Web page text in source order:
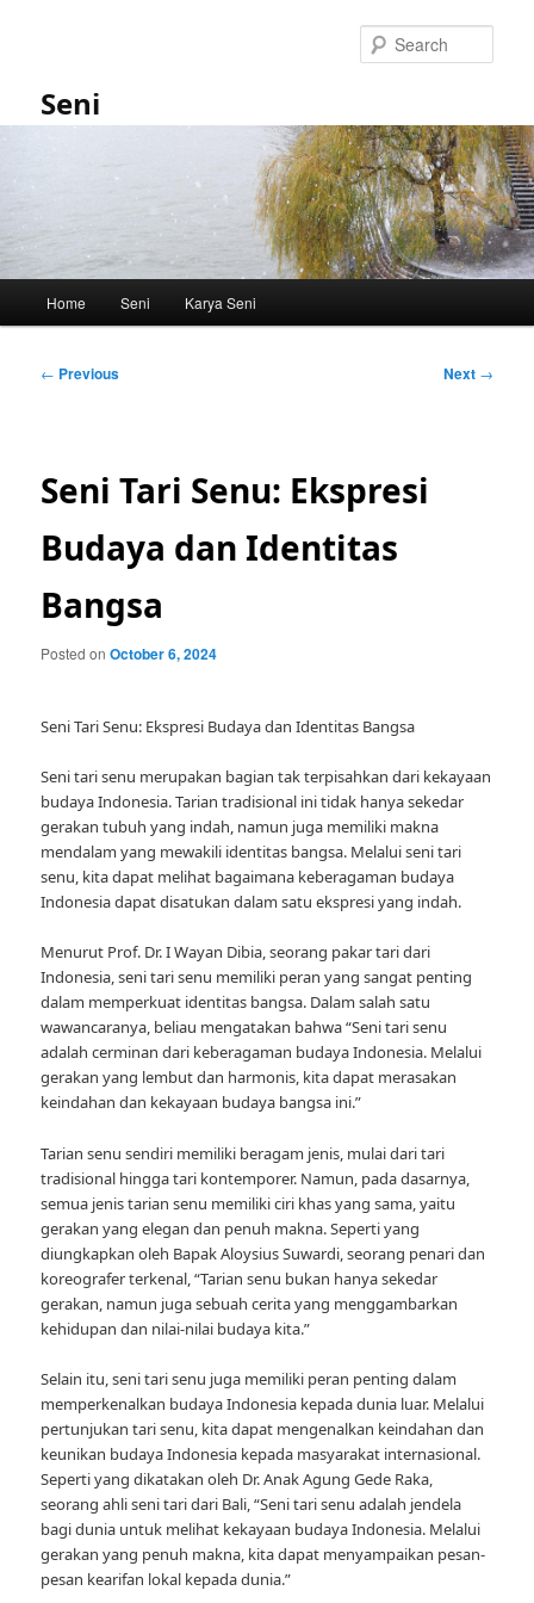
Seni
Home Seni Karya Seni
Post
← Previous Next →
Seni Tari Senu: Ekspresi
Budaya dan Identitas
Bangsa
Posted onOctober 6, 2024
Seni Tari Senu: Ekspresi Budaya dan Identitas Bangsa
Seni tari senu merupakan bagian tak terpisahkan dari kekayaan
budaya Indonesia. Tarian tradisional ini tidak hanya sekedar
gerakan tubuh yang indah, namun juga memiliki makna
mendalam yang mewakili identitas bangsa. Melalui seni tari
senu, kita dapat melihat bagaimana keberagaman budaya
Indonesia dapat disatukan dalam satu ekspresi yang indah.
Menurut Prof. Dr. I Wayan Dibia, seorang pakar tari dari
Indonesia, seni tari senu memiliki peran yang sangat penting
dalam memperkuat identitas bangsa. Dalam salah satu
wawancaranya, beliau mengatakan bahwa “Seni tari senu
adalah cerminan dari keberagaman budaya Indonesia. Melalui
gerakan yang lembut dan harmonis, kita dapat merasakan
keindahan dan kekayaan budaya bangsa ini.”
Tarian senu sendiri memiliki beragam jenis, mulai dari tari
tradisional hingga tari kontemporer. Namun, pada dasarnya,
semua jenis tarian senu memiliki ciri khas yang sama, yaitu
gerakan yang elegan dan penuh makna. Seperti yang
diungkapkan oleh Bapak Aloysius Suwardi, seorang penari dan
koreografer terkenal, “Tarian senu bukan hanya sekedar
gerakan, namun juga sebuah cerita yang menggambarkan
kehidupan dan nilai-nilai budaya kita.”
Selain itu, seni tari senu juga memiliki peran penting dalam
memperkenalkan budaya Indonesia kepada dunia luar. Melalui
pertunjukan tari senu, kita dapat mengenalkan keindahan dan
keunikan budaya Indonesia kepada masyarakat internasional.
Seperti yang dikatakan oleh Dr. Anak Agung Gede Raka,
seorang ahli seni tari dari Bali, “Seni tari senu adalah jendela
bagi dunia untuk melihat kekayaan budaya Indonesia. Melalui
gerakan yang penuh makna, kita dapat menyampaikan pesan-
pesan kearifan lokal kepada dunia.”